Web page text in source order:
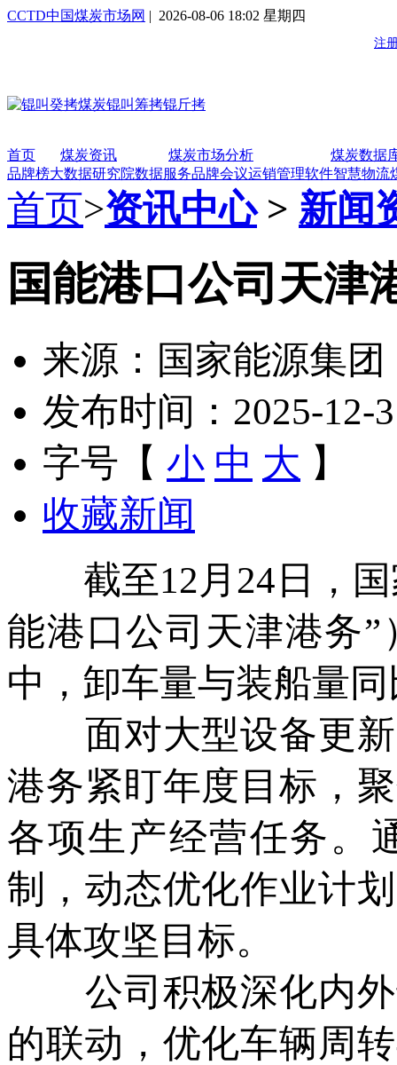
CCTD中国煤炭市场网 | 2026-08-06 18:02 星期四
首页 煤炭资讯 煤炭市场分析
煤炭数据
品牌榜大数据研究院数据服务品牌会议运销管理软件智慧物流
首页>资讯中心> 新闻
国能港口公司天津
来源：国家能源集团
发布时间：2025-12-
字号【 小 中 大 】
收藏新闻
截至12月24日，国
能港口公司天津港务
中，卸车量与装船量
面对大型设备更新
港务紧盯年度目标，
各项生产经营任务。
制，动态优化作业计
具体攻坚目标。
公司积极深化内外
的联动，优化车辆周